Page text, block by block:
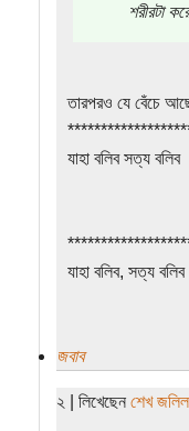
শরীরটা
তারপরও যে বেঁচে
যাহা বলিব সত্য বলিব
যাহা বলিব, সত্য বলিব
জবাব
২ | লিখেছেন শেখ জলিল